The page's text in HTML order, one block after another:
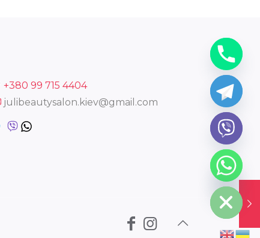
+380 99 715 4404
julibeautysalon.kiev@gmail.com
Hide
chaty